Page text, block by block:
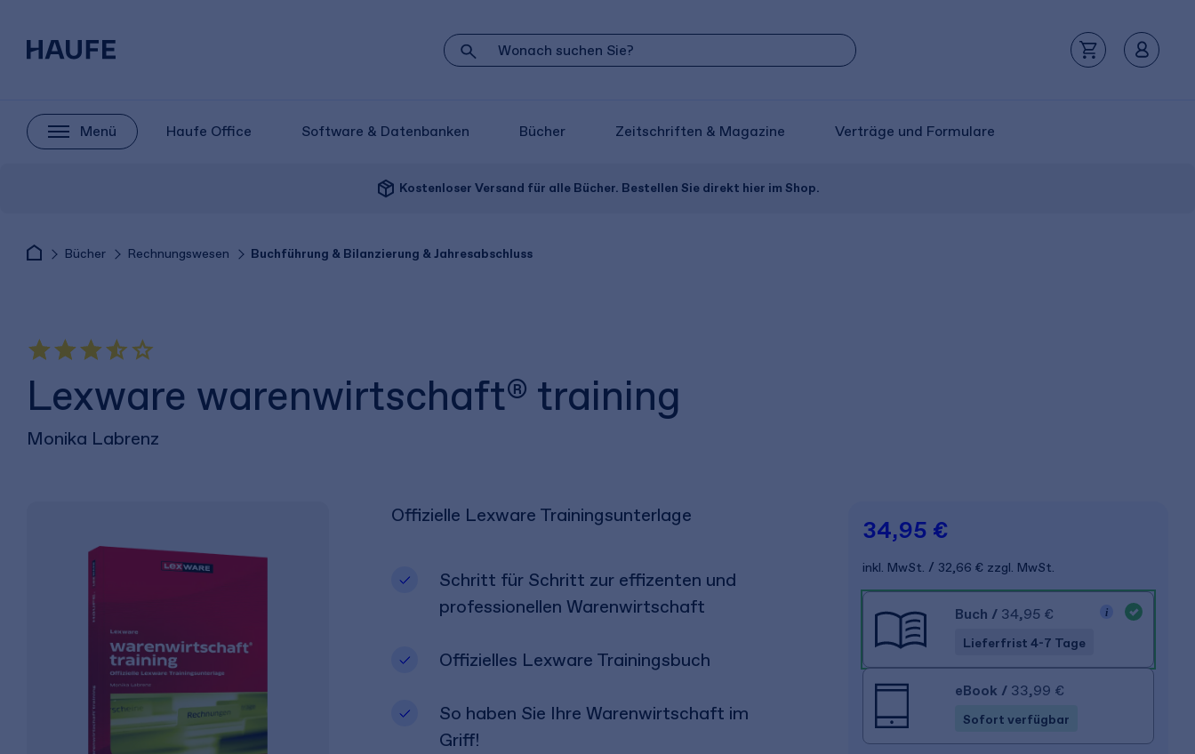
Menü Haufe Office Software & Datenbanken Bücher Zeitschriften & Magazine Verträge und Formulare
package_2 Kostenloser Versand für alle Bücher. Bestellen Sie direkt hier im Shop.
Bücher Rechnungswesen Buchführung & Bilanzierung & Jahresabschluss
Lexware warenwirtschaft® training
Monika Labrenz
Offizielle Lexware Trainingsunterlage
Schritt für Schritt zur effizenten und
professionellen Warenwirtschaft
Offizielles Lexware Trainingsbuch
So haben Sie Ihre Warenwirtschaft im
Griff!
34,95 €
inkl. MwSt. 32,66 € zzgl. MwSt.
Buch / 34,95 €
Lieferfrist 4-7 Tage
eBook / 33,99 €
Sofort verfügbar